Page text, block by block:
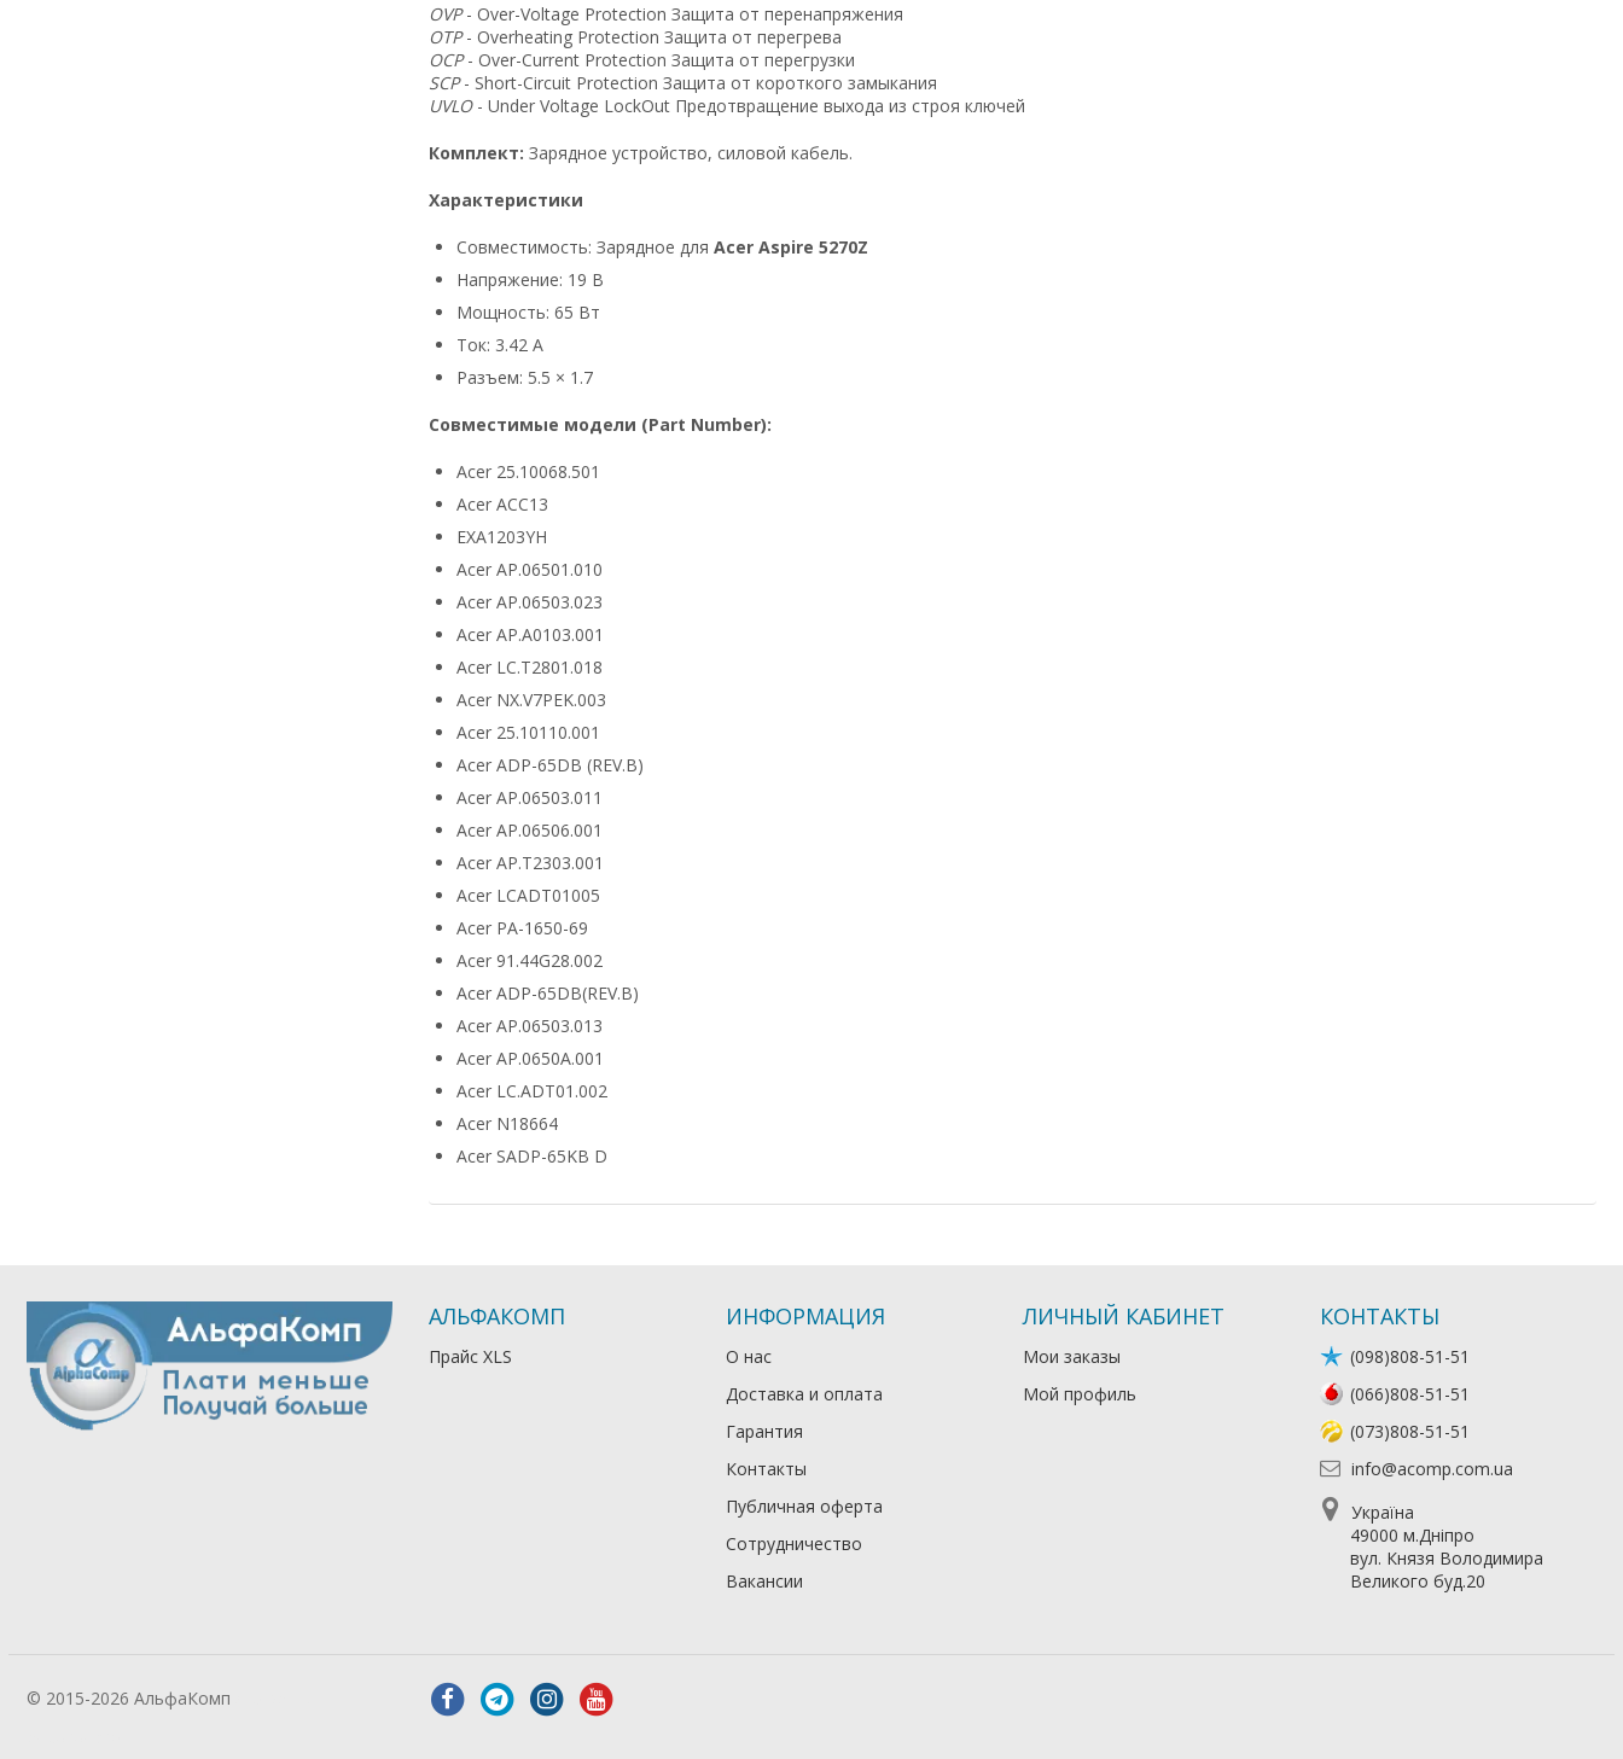
OVP- Over-Voltage Protection Защита от перенапряжения
OTP- Overheating Protection Защита от перегрева
OCP- Over-Current Protection Защита от перегрузки
SCP- Short-Circuit Protection Защита от короткого замыкания
UVLO- Under Voltage LockOut Предотвращение выхода из строя ключей
Комплект: Зарядное устройство, силовой кабель.
Характеристики
Совместимость: Зарядное для Acer Aspire 5270Z
Напряжение: 19 В
Мощность: 65 Вт
Ток: 3.42 А
Разъем: 5.5 × 1.7
Совместимые модели (Part Number):
Acer 25.10068.501
Acer ACC13
EXA1203YH
Acer AP.06501.010
Acer AP.06503.023
Acer AP.A0103.001
Acer LC.T2801.018
Acer NX.V7PEK.003
Acer 25.10110.001
Acer ADP-65DB (REV.B)
Acer AP.06503.011
Acer AP.06506.001
Acer AP.T2303.001
Acer LCADT01005
Acer PA-1650-69
Acer 91.44G28.002
Acer ADP-65DB(REV.B)
Acer AP.06503.013
Acer AP.0650A.001
Acer LC.ADT01.002
Acer N18664
Acer SADP-65KB D
АЛЬФАКОМП
Прайс XLS
ИНФОРМАЦИЯ
О нас
Доставка и оплата
Гарантия
Контакты
Публичная оферта
Сотрудничество
Вакансии
ЛИЧНЫЙ КАБИНЕТ
Мои заказы
Мой профиль
КОНТАКТЫ
(098)808-51-51
(066)808-51-51
(073)808-51-51
info@acomp.com.ua
Україна
49000 м.Дніпро
вул. Князя Володимира
Великого буд.20
© 2015-2026 АльфаКомп